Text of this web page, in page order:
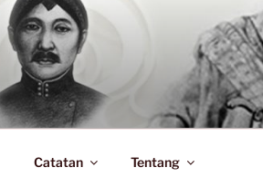
Catatan Tentang